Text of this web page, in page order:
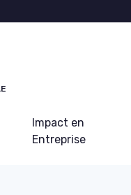
Impact en
Entreprise